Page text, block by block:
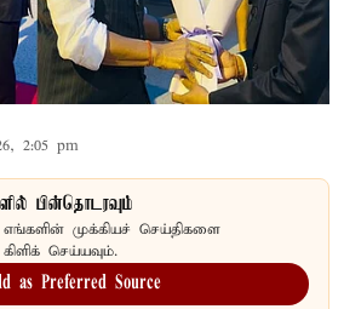
2:05 pm
பின்தொடரவும்
எங்களின் முக்கியச் செய்திகளை
செய்யவும்.
as Preferred Source